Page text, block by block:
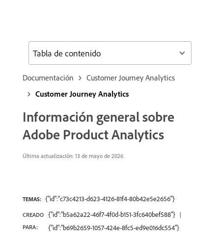
Documentación
Customer Journey Analytics
Customer Journey Analytics
Información general sobre
Adobe Product Analytics
Última actualización: 13 de mayo de 2026
TEMAS: {"id":"c73c4213-d623-4126-81f4-80b42e5e2656"}
CREADO
PARA:
{"id":"b5a62a22-46f7-4f0d-b151-3fc640bef588"}
{"id":"b69b2659-1057-424e-8fc5-ed9e016dc554"}
Tabla de contenido